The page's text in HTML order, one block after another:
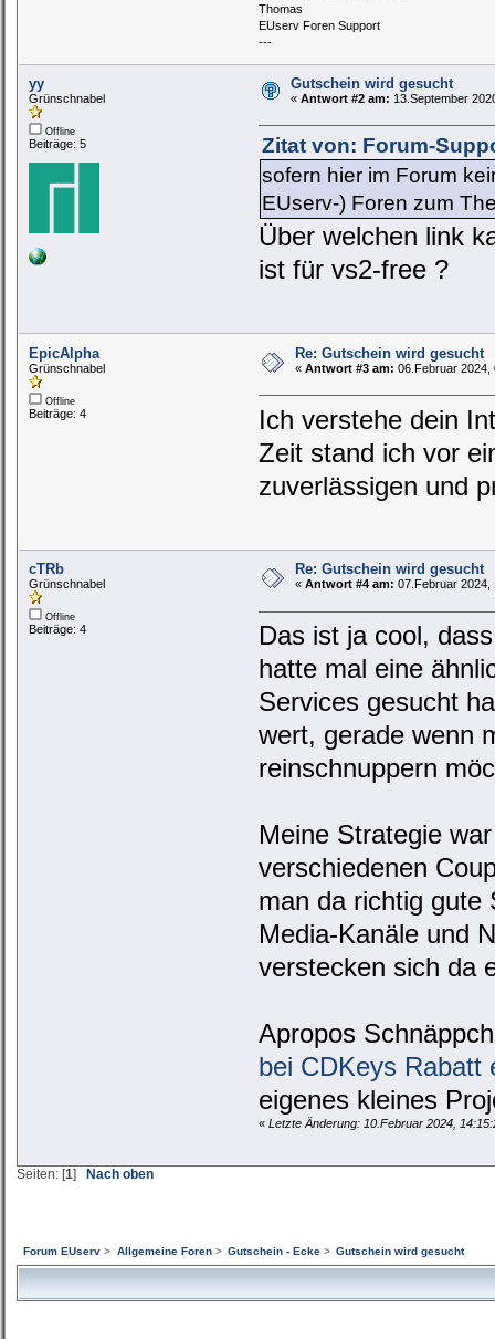
Thomas
EUserv Foren Support
---
yy
Grünschnabel
Offline
Beiträge: 5
Gutschein wird gesucht
« Antwort #2 am: 13.September
Zitat von: Forum-
sofern hier im Forum
EUserv-) Foren zum
Über welchen link
ist für vs2-free ?
EpicAlpha
Grünschnabel
Offline
Beiträge: 4
Re: Gutschein wird gesucht
« Antwort #3 am: 06.Februar 2024,
Ich verstehe dein
Zeit stand ich vor
zuverlässigen und
cTRb
Grünschnabel
Offline
Beiträge: 4
Re: Gutschein wird gesucht
« Antwort #4 am: 07.Februar 2024,
Das ist ja cool,
hatte mal eine
Services gesucht
wert, gerade wenn
reinschnuppern
Meine Strategie
verschiedenen
man da richtig gute
Media-Kanäle und
verstecken sich da
Apropos
bei CDKeys Rabatt
eigenes kleines
«Letzte Änderung: 10.Februar 2024,
Seiten: [1] Nach oben
Forum EUserv > Allgemeine Foren> Gutschein - Ecke> Gutschein wird gesucht